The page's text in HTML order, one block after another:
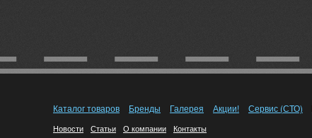
Каталог товаров Бренды Галерея Акции! Сервис (СТО)
Новости Статьи О компании Контакты